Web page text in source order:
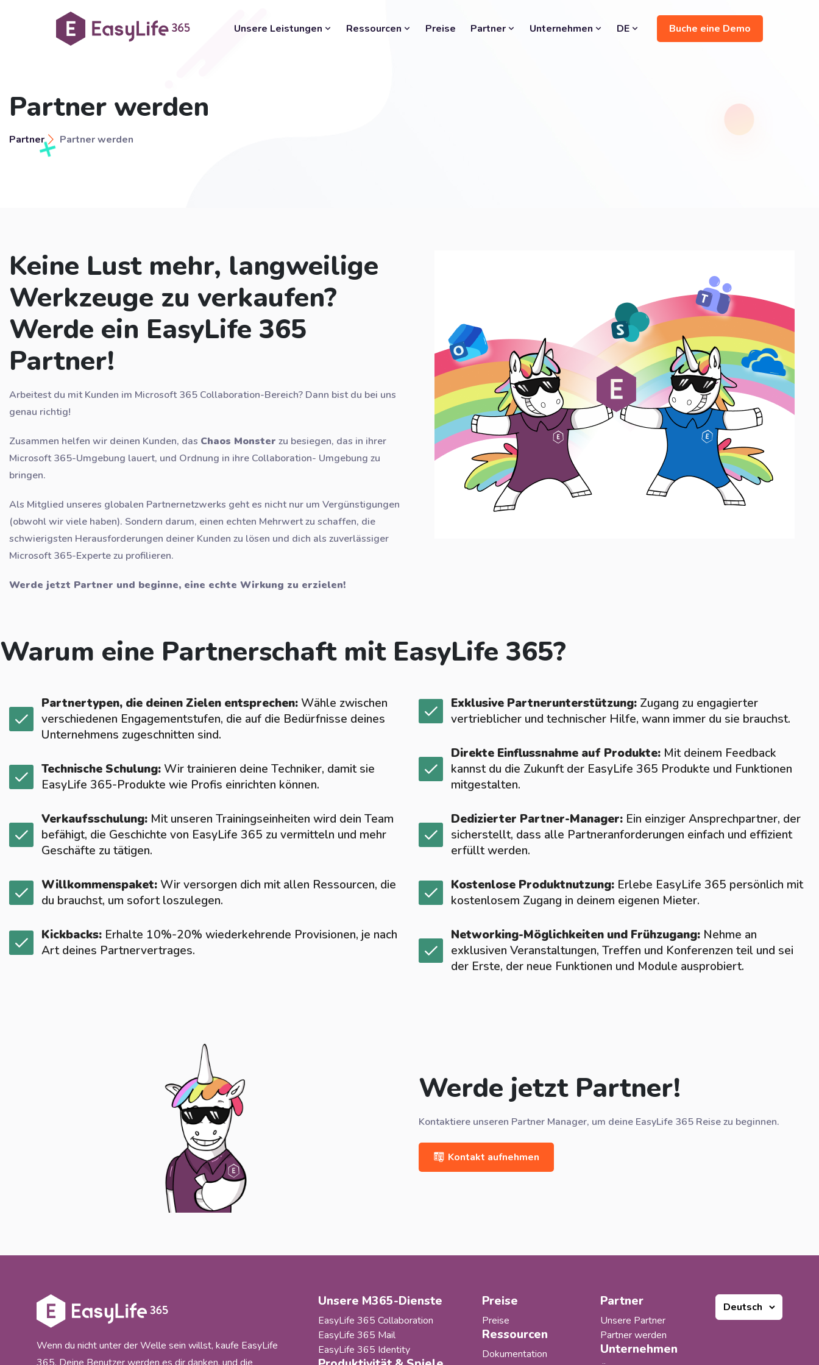
Unsere Leistungen Ressourcen Preise Partner Unternehmen DE Buche eine Demo
Partner werden
Partner Partner werden
Keine Lust mehr, langweilige
Werkzeuge zu verkaufen?
Werde ein EasyLife 365
Partner!
Arbeitest du mit Kunden im Microsoft 365 Collaboration-Bereich? Dann bist du bei uns
genau richtig!
Zusammen helfen wir deinen Kunden, das Chaos Monster zu besiegen, das in ihrer
Microsoft 365-Umgebung lauert, und Ordnung in ihre Collaboration- Umgebung zu
bringen.
Als Mitglied unseres globalen Partnernetzwerks geht es nicht nur um Vergünstigungen
(obwohl wir viele haben). Sondern darum, einen echten Mehrwert zu schaffen, die
schwierigsten Herausforderungen deiner Kunden zu lösen und dich als zuverlässiger
Microsoft 365-Experte zu profilieren.
Werde jetzt Partner und beginne, eine echte Wirkung zu erzielen!
Warum eine Partnerschaft mit EasyLife 365?
Partnertypen, die deinen Zielen entsprechen: Wähle zwischen
verschiedenen Engagementstufen, die auf die Bedürfnisse deines
Unternehmens zugeschnitten sind.
Technische Schulung: Wir trainieren deine Techniker, damit sie
EasyLife 365-Produkte wie Profis einrichten können.
Verkaufsschulung: Mit unseren Trainingseinheiten wird dein Team
befähigt, die Geschichte von EasyLife 365 zu vermitteln und mehr
Geschäfte zu tätigen.
Willkommenspaket: Wir versorgen dich mit allen Ressourcen, die
du brauchst, um sofort loszulegen.
Kickbacks: Erhalte 10%-20% wiederkehrende Provisionen, je nach
Art deines Partnervertrages.
Exklusive Partnerunterstützung: Zugang zu engagierter
vertrieblicher und technischer Hilfe, wann immer du sie brauchst.
Direkte Einflussnahme auf Produkte: Mit deinem Feedback
kannst du die Zukunft der EasyLife 365 Produkte und Funktionen
mitgestalten.
Dedizierter Partner-Manager: Ein einziger Ansprechpartner, der
sicherstellt, dass alle Partneranforderungen einfach und effizient
erfüllt werden.
Kostenlose Produktnutzung: Erlebe EasyLife 365 persönlich mit
kostenlosem Zugang in deinem eigenen Mieter.
Networking-Möglichkeiten und Frühzugang: Nehme an
exklusiven Veranstaltungen, Treffen und Konferenzen teil und sei
der Erste, der neue Funktionen und Module ausprobiert.
Werde jetzt Partner!
Kontaktiere unseren Partner Manager, um deine EasyLife 365 Reise zu beginnen.
Kontakt aufnehmen
Wenn du nicht unter der Welle sein willst, kaufe EasyLife
Unsere M365-Dienste
EasyLife 365 Collaboration
EasyLife 365 Mail
EasyLife 365 Identity
Preise
Preise
Ressourcen
Dokumentation
Partner
Unsere Partner
Partner werden
Unternehmen